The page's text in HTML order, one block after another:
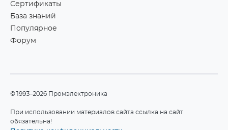
Сертификаты
База знаний
Популярное
Форум
©1993–2026 Промэлектроника
При использовании материалов сайта ссылка на сайт
обязательна!